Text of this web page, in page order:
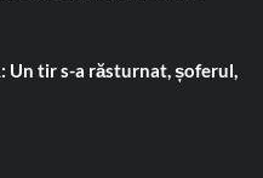
Un tir s-a răsturnat, șoferul,